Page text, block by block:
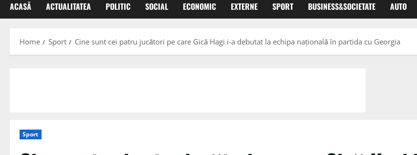
ACASĂ ACTUALITATEA POLITIC SOCIAL ECONOMIC EXTERNE SPORT BUSINESS&SOCIETATE AUTO
Home Sport Cine sunt cei patru jucători pe care Gică Hagi i-a debutat la echipa națională în partida cu Georgia
Sport